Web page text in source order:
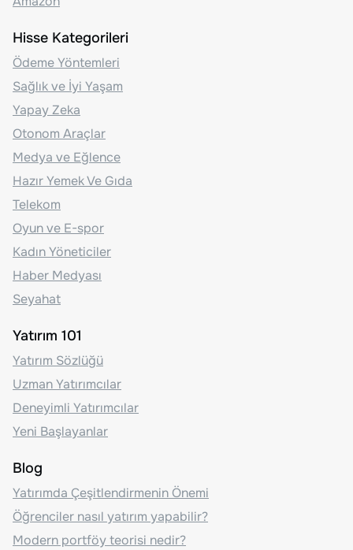
Hisse Kategorileri
Ödeme Yöntemleri
Sağlık ve İyi Yaşam
Yapay Zeka
Otonom Araçlar
Medya ve Eğlence
Hazır Yemek Ve Gıda
Telekom
Oyun ve E-spor
Kadın Yöneticiler
Haber Medyası
Seyahat
Yatırım 101
Yatırım Sözlüğü
Uzman Yatırımcılar
Deneyimli Yatırımcılar
Yeni Başlayanlar
Blog
Yatırımda Çeşitlendirmenin Önemi
Öğrenciler nasıl yatırım yapabilir?
Modern portföy teorisi nedir?